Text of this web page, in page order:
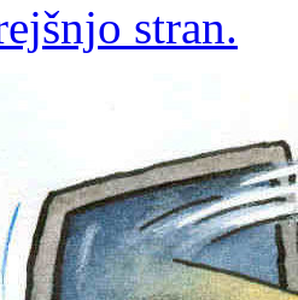
stran.